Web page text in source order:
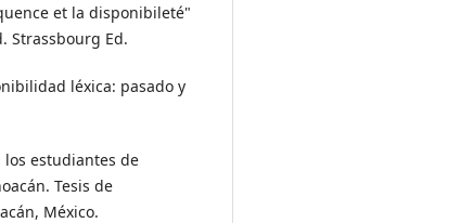
et la disponibileté"
Strassbourg Ed.
léxica: pasado y
los estudiantes de
Tesis de
México.